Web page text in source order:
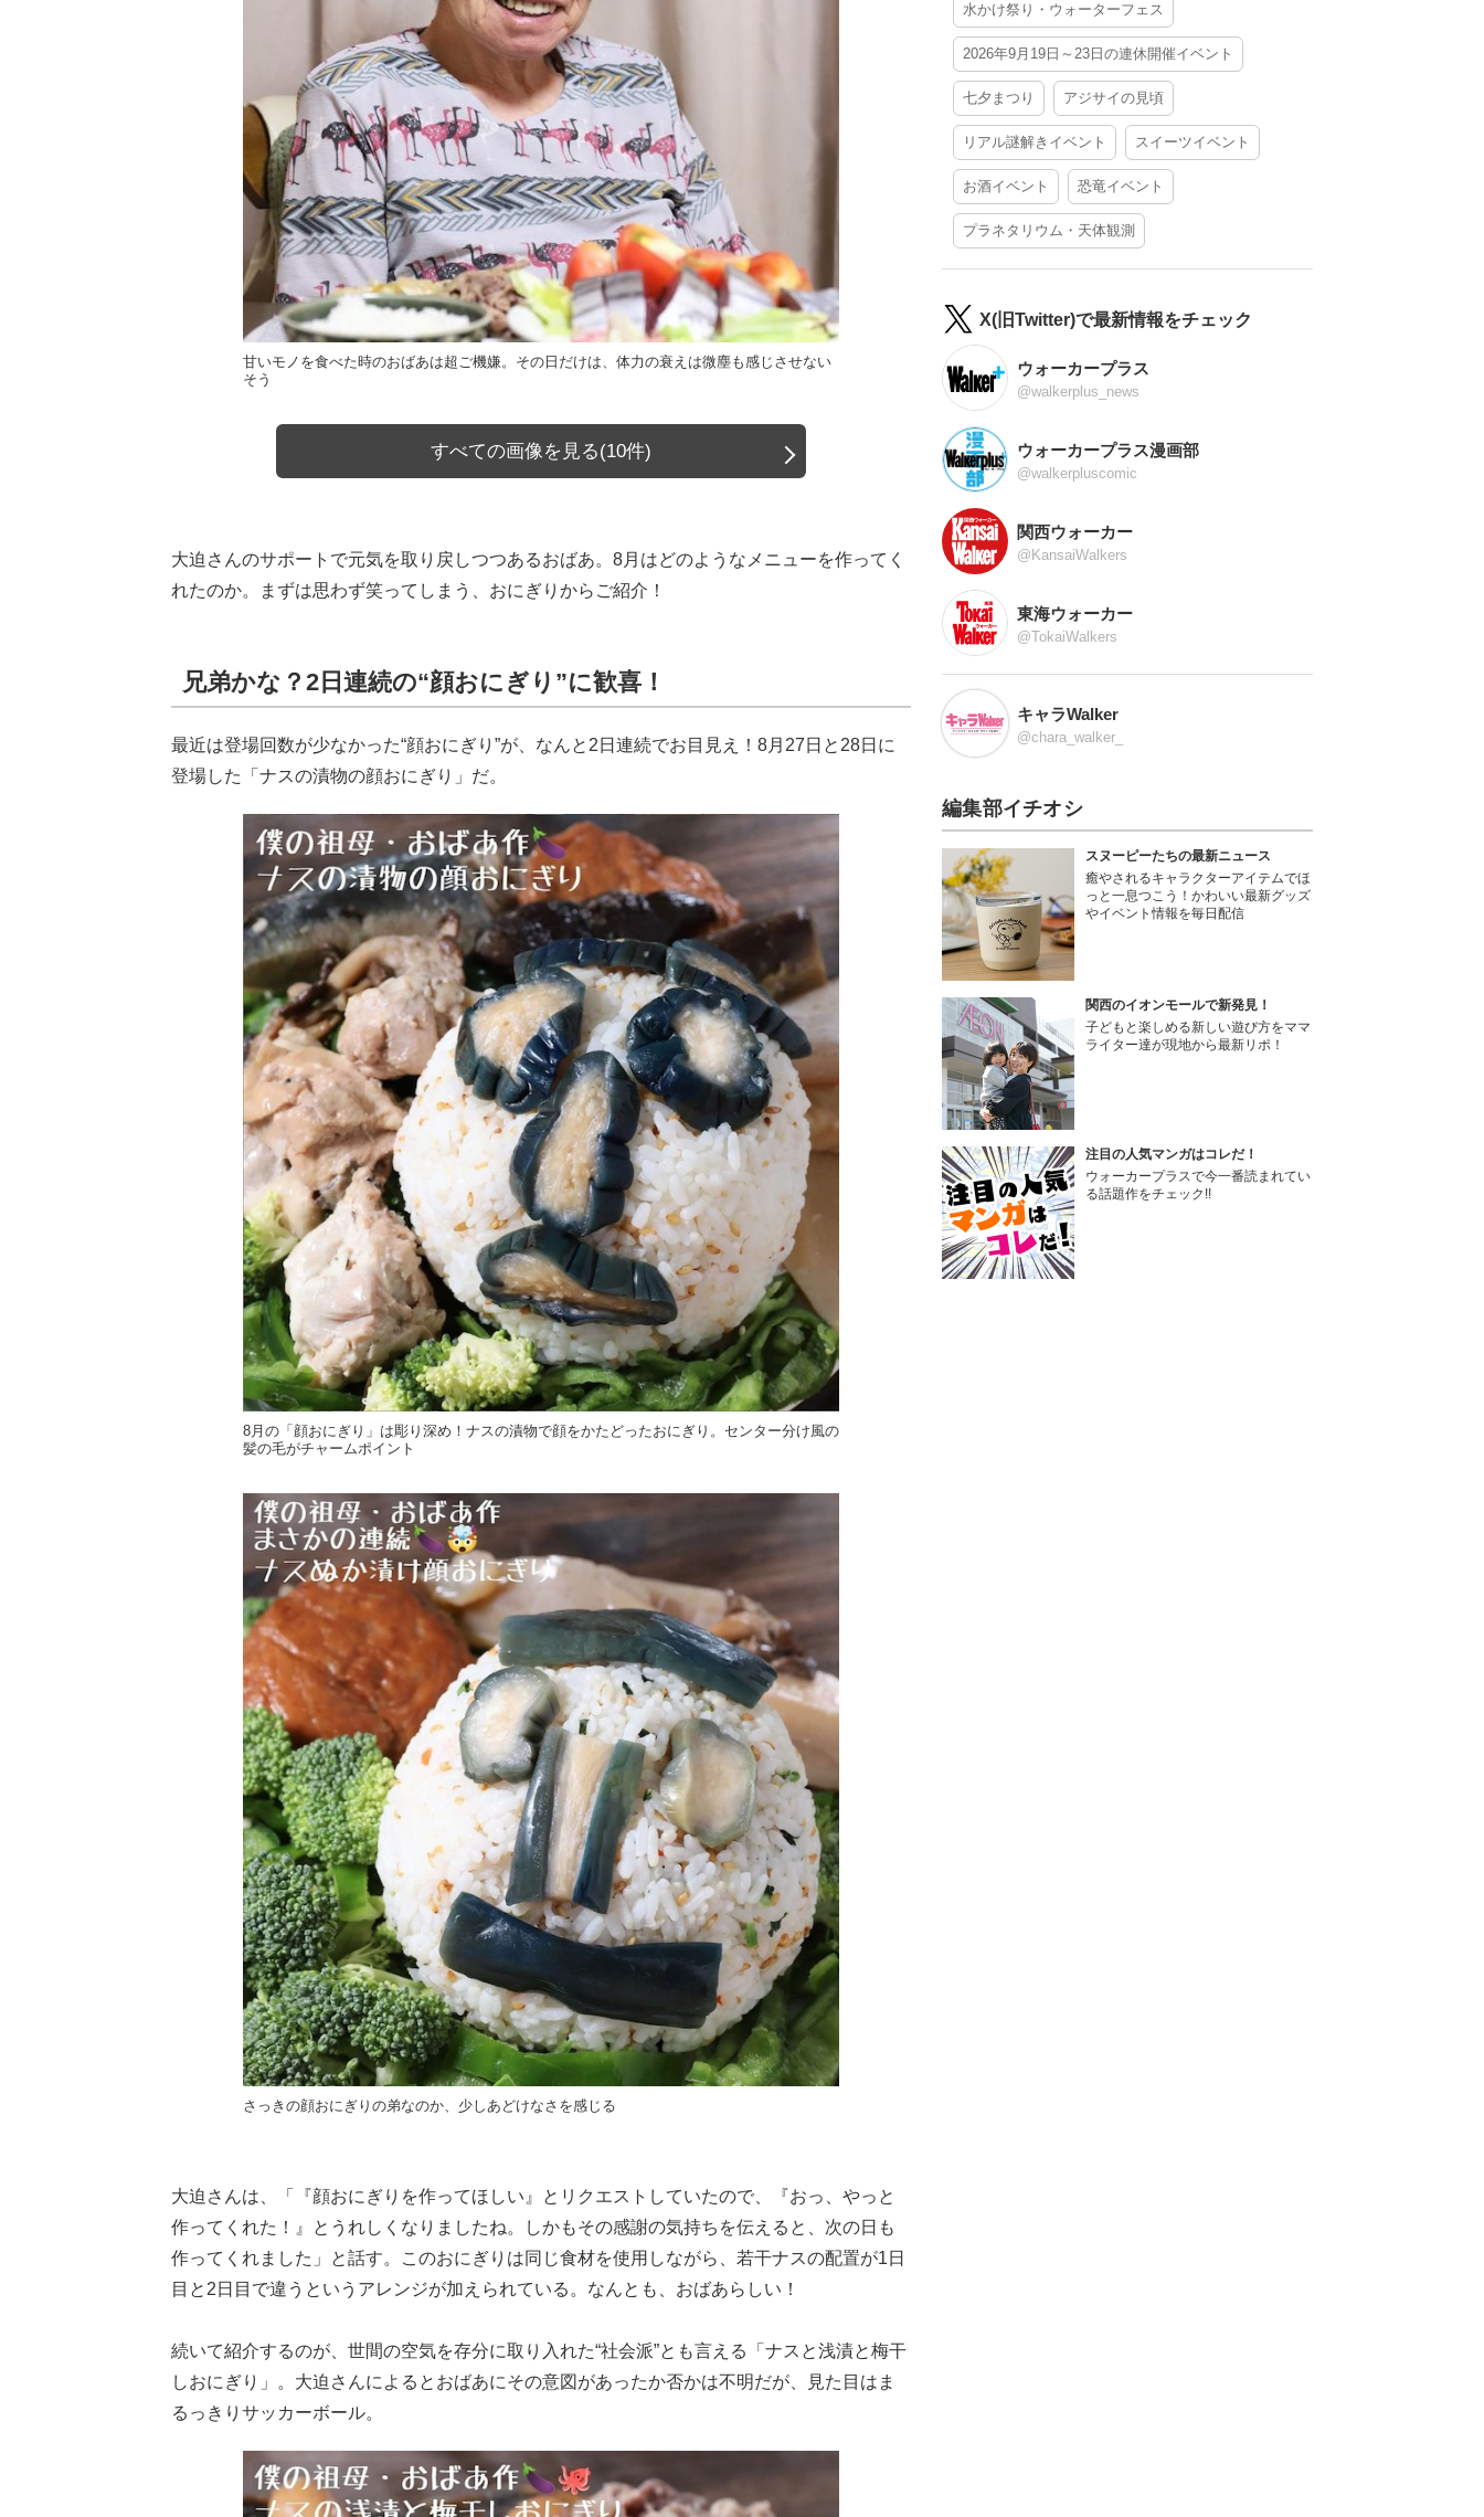
甘いモノを食べた時のおばあは超ご機嫌。その日だけは、体力の衰えは微塵も感じさせない
そう
すべての画像を見る(10件)
大迫さんのサポートで元気を取り戻しつつあるおばあ。8月はどのようなメニューを作ってく
れたのか。まずは思わず笑ってしまう、おにぎりからご紹介！
兄弟かな？2日連続の“顔おにぎり”に歓喜！
最近は登場回数が少なかった“顔おにぎり”が、なんと2日連続でお目見え！8月27日と28日に
登場した「ナスの漬物の顔おにぎり」だ。
8月の「顔おにぎり」は彫り深め！ナスの漬物で顔をかたどったおにぎり。センター分け風の
髪の毛がチャームポイント
さっきの顔おにぎりの弟なのか、少しあどけなさを感じる
大迫さんは、「『顔おにぎりを作ってほしい』とリクエストしていたので、『おっ、やっと
作ってくれた！』とうれしくなりましたね。しかもその感謝の気持ちを伝えると、次の日も
作ってくれました」と話す。このおにぎりは同じ食材を使用しながら、若干ナスの配置が1日
目と2日目で違うというアレンジが加えられている。なんとも、おばあらしい！
続いて紹介するのが、世間の空気を存分に取り入れた“社会派”とも言える「ナスと浅漬と梅干
しおにぎり」。大迫さんによるとおばあにその意図があったか否かは不明だが、見た目はま
るっきりサッカーボール。
水かけ祭り・ウォーターフェス
2026年9月19日～23日の連休開催イベント
七夕まつり アジサイの見頃
リアル謎解きイベント スイーツイベント
お酒イベント 恐竜イベント
プラネタリウム・天体観測
X(旧Twitter)で最新情報をチェック
ウォーカープラス
@walkerplus_news
ウォーカープラス漫画部
@walkerpluscomic
関西ウォーカー
@KansaiWalkers
東海ウォーカー
@TokaiWalkers
キャラWalker
@chara_walker_
編集部イチオシ
スヌーピーたちの最新ニュース
癒やされるキャラクターアイテムでほ
っと一息つこう！かわいい最新グッズ
やイベント情報を毎日配信
関西のイオンモールで新発見！
子どもと楽しめる新しい遊び方をママ
ライター達が現地から最新リポ！
注目の人気マンガはコレだ！
ウォーカープラスで今一番読まれてい
る話題作をチェック!!